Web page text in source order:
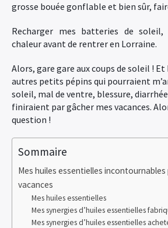
grosse bouée gonflable et bien sûr,
Recharger mes batteries de
chaleur avant de rentrer en Lorraine.
Alors, gare gare aux coups de soleil !
autres petits pépins qui pourraient
soleil, mal de ventre, blessure,
finiraient par gâcher mes vacances.
question !
Sommaire
Mes huiles essentielles incontournables
vacances
Mes huiles essentielles
Mes synergies d’huiles essentielles
Mes synergies d’huiles essentielles